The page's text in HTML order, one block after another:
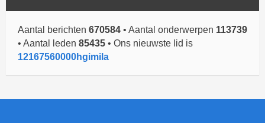
Aantal berichten 670584 • Aantal onderwerpen 113739
• Aantal leden 85435 • Ons nieuwste lid is
12167560000hgimila